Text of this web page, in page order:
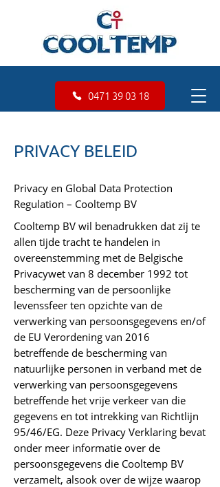
0471 39 03 18
Privacy en Global Data Protection
Regulation – Cooltemp BV
Cooltemp BV wil benadrukken dat zij te
allen tijde tracht te handelen in
overeenstemming met de Belgische
Privacywet van 8 december 1992 tot
bescherming van de persoonlijke
levenssfeer ten opzichte van de
verwerking van persoonsgegevens en/of
de EU Verordening van 2016
betreffende de bescherming van
natuurlijke personen in verband met de
verwerking van persoonsgegevens
betreffende het vrije verkeer van die
gegevens en tot intrekking van Richtlijn
95/46/EG. Deze Privacy Verklaring bevat
onder meer informatie over de
persoonsgegevens die Cooltemp BV
verzamelt, alsook over de wijze waarop
PRIVACY BELEID